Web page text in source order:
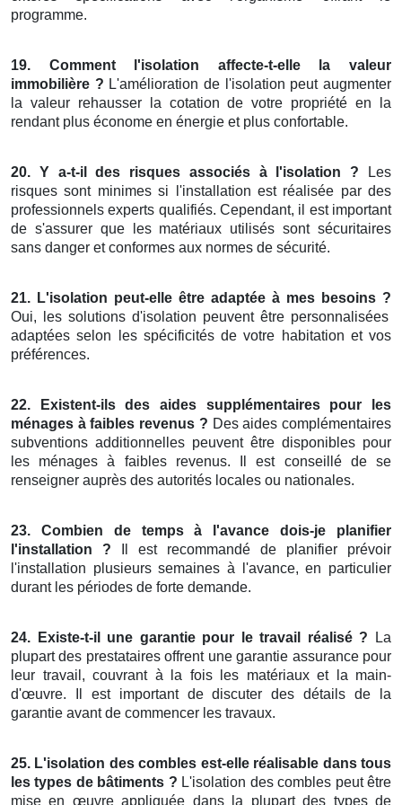
programme.
19. Comment l'isolation affecte-t-elle la valeur
immobilière ? L'amélioration de l'isolation peut augmenter
la valeur rehausser la cotation de votre propriété en la
rendant plus économe en énergie et plus confortable.
20. Y a-t-il des risques associés à l'isolation ? Les
risques sont minimes si l'installation est réalisée par des
professionnels experts qualifiés. Cependant, il est important
de s'assurer que les matériaux utilisés sont sécuritaires
sans danger et conformes aux normes de sécurité.
21. L'isolation peut-elle être adaptée à mes besoins ?
Oui, les solutions d'isolation peuvent être personnalisées
adaptées selon les spécificités de votre habitation et vos
préférences.
22. Existent-ils des aides supplémentaires pour les
ménages à faibles revenus ? Des aides complémentaires
subventions additionnelles peuvent être disponibles pour
les ménages à faibles revenus. Il est conseillé de se
renseigner auprès des autorités locales ou nationales.
23. Combien de temps à l'avance dois-je planifier
l'installation ? Il est recommandé de planifier prévoir
l'installation plusieurs semaines à l'avance, en particulier
durant les périodes de forte demande.
24. Existe-t-il une garantie pour le travail réalisé ? La
plupart des prestataires offrent une garantie assurance pour
leur travail, couvrant à la fois les matériaux et la main-
d'œuvre. Il est important de discuter des détails de la
garantie avant de commencer les travaux.
25. L'isolation des combles est-elle réalisable dans tous
les types de bâtiments ? L'isolation des combles peut être
mise en œuvre appliquée dans la plupart des types de